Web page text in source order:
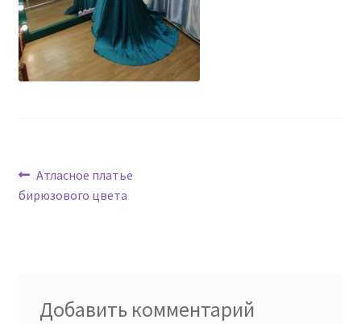
Навигация
по
Предыдущая
запись:
Атласное платье
бирюзового цвета
Добавить комментарий